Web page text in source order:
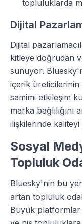
topluluklarda
Dijital
Dijital
kitleye doğrudan
sunuyor.
içerik
samimi etkileşim
marka
ilişkilerinde
Sosyal
Topluluk
Bluesky'nin bu
artan topluluk
Büyük